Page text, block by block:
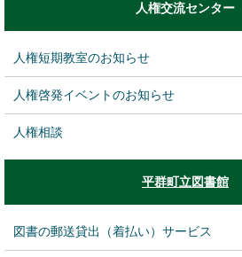
人権交流センター
人権短期教室のお知らせ
人権啓発イベントのお知らせ
人権相談
平群町立図書館
図書の郵送貸出（着払い）サービス